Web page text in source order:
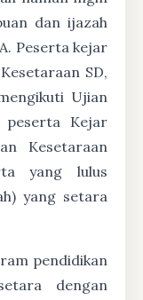
dan ijazah
Peserta kejar
SD,
Ujian
peserta Kejar
Kesetaraan
yang lulus
yang setara
pendidikan
dengan